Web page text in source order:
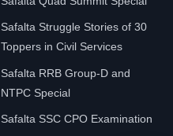
Safalta Struggle Stories of 30
Toppers in Civil Services
Safalta RRB Group-D and
NTPC Special
Safalta SSC CPO Examination